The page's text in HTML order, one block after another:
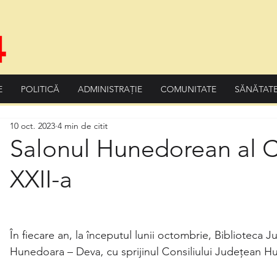
POLITICĂ ADMINISTRAȚIE COMUNITATE
Salonul Hunedorean al
XXII-a
10 oct. 2023 4 min de citit
În fiecare an, la începutul lunii octombrie, Biblioteca
Hunedoara – Deva, cu sprijinul Consiliului Județean